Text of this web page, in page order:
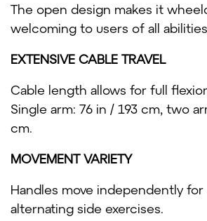
The open design makes it
welcoming to users of all
EXTENSIVE CABLE TRAVEL
Cable length allows for full
Single arm: 76 in / 193 cm, two
cm.
MOVEMENT VARIETY
Handles move independently for
alternating side exercises.